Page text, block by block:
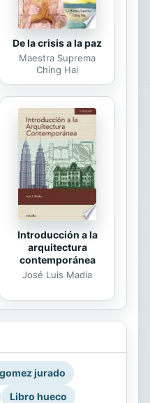
De la crisis a la paz
Maestra Suprema
Ching Hai
Introducción a la
arquitectura
contemporánea
José Luis Madia
jurado
Libro hueco